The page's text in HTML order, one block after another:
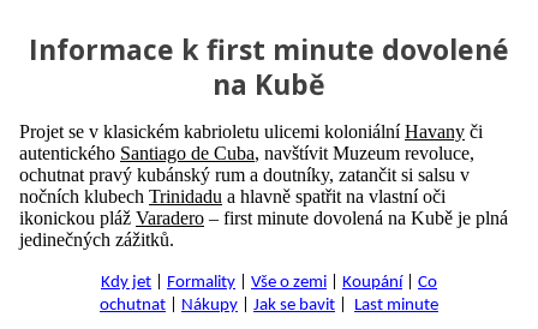
Informace k first minute dovolené
na Kubě
Projet se v klasickém kabrioletu ulicemi koloniálníHavany či
autentického Santiago de Cuba, navštívit Muzeum revoluce,
ochutnat pravý kubánský rum a doutníky, zatančit si salsu v
nočních klubech Trinidadu a hlavně spatřit na vlastní oči
ikonickou pláž Varadero – first minute dovolená na Kubě je plná
jedinečných zážitků.
Kdy jet Formality Vše o zemi Koupání
Co
ochutnat
Nákupy Jak se bavit Last minute